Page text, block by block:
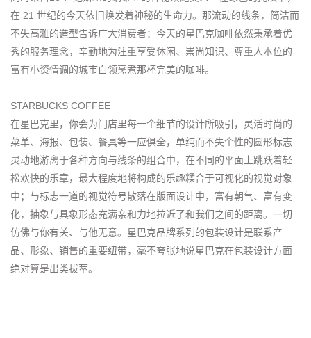
在 21 世纪的今天依旧焕发着神秘的生命力。那流动的线条，简洁而
不失高雅的造型告诉广大消费者：今天的星巴克咖啡依然秉承着优
秀的服务理念，辛勤地为注重享受休闲、崇尚知识、尊重人本位的
富有小资情调的城市白领烹煮那杯完美的咖啡。
STARBUCKS COFFEE
在星巴克里，你会为门店里每一个细节的设计所吸引，灵活时尚的
菜单、海报、包装、餐具等一应俱全，单纯而不失个性的圆形标志
灵动地游离于各种方向与线条的组合中，在不同的平面上跳跃着轻
松欢快的乐章，最大程度地将构成的乐趣糅合于可视化的视觉对象
中；与标志一道的视觉符号散落在版面设计中，富有朝气、富有变
化，抽象与具象形态充满亲和力地拉近了和我们之间的距离。一切
仿佛与你有关、与他无意。星巴克品牌系列的包装设计是联系产
品、形象、销售的重要纽带，毫不夸张地说星巴克在包装设计方面
绝对算是出类拔萃。